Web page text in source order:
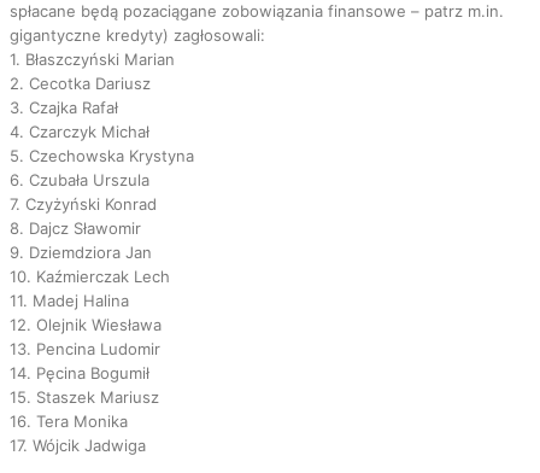
spłacane będą pozaciągane zobowiązania finansowe – patrz m.in.
gigantyczne kredyty) zagłosowali:
1. Błaszczyński Marian
2. Cecotka Dariusz
3. Czajka Rafał
4. Czarczyk Michał
5. Czechowska Krystyna
6. Czubała Urszula
7. Czyżyński Konrad
8. Dajcz Sławomir
9. Dziemdziora Jan
10. Kaźmierczak Lech
11. Madej Halina
12. Olejnik Wiesława
13. Pencina Ludomir
14. Pęcina Bogumił
15. Staszek Mariusz
16. Tera Monika
17. Wójcik Jadwiga